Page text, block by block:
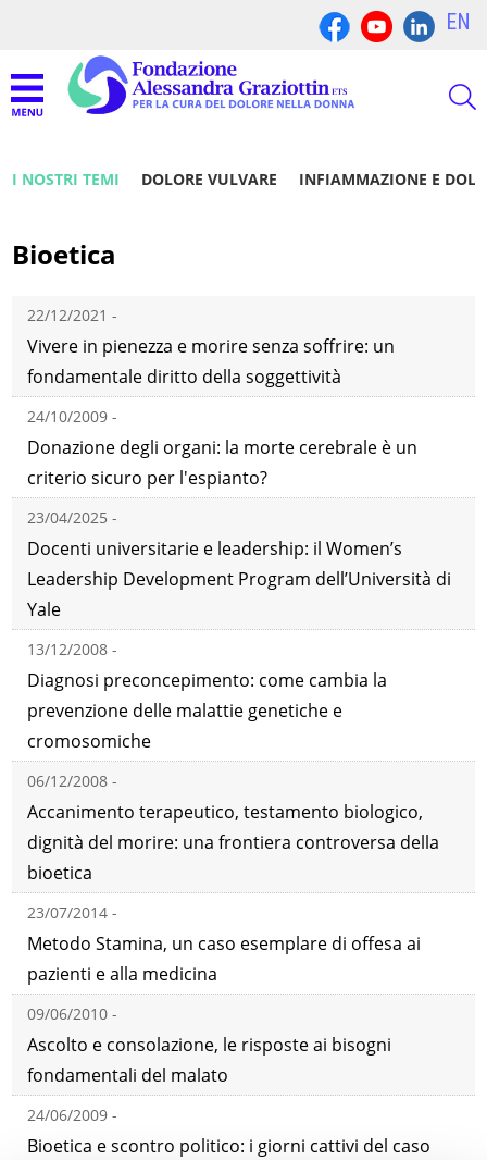
EN
I NOSTRI TEMI DOLORE VULVARE INFIAMMAZIONE E
Bioetica
22/12/2021 -
Vivere in pienezza e morire senza soffrire: un
fondamentale diritto della soggettività
24/10/2009 -
Donazione degli organi: la morte cerebrale è un
criterio sicuro per l'espianto?
23/04/2025 -
Docenti universitarie e leadership: il Women’s
Leadership Development Program dell’Università di
Yale
13/12/2008 -
Diagnosi preconcepimento: come cambia la
prevenzione delle malattie genetiche e
cromosomiche
06/12/2008 -
Accanimento terapeutico, testamento biologico,
dignità del morire: una frontiera controversa della
bioetica
23/07/2014 -
Metodo Stamina, un caso esemplare di offesa ai
pazienti e alla medicina
09/06/2010 -
Ascolto e consolazione, le risposte ai bisogni
fondamentali del malato
24/06/2009 -
Bioetica e scontro politico: i giorni cattivi del caso